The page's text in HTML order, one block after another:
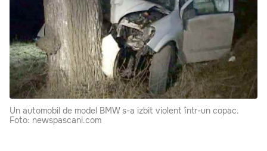
Un automobil de model BMW s-a izbit violent într-un copac.
Foto: newspascani.com